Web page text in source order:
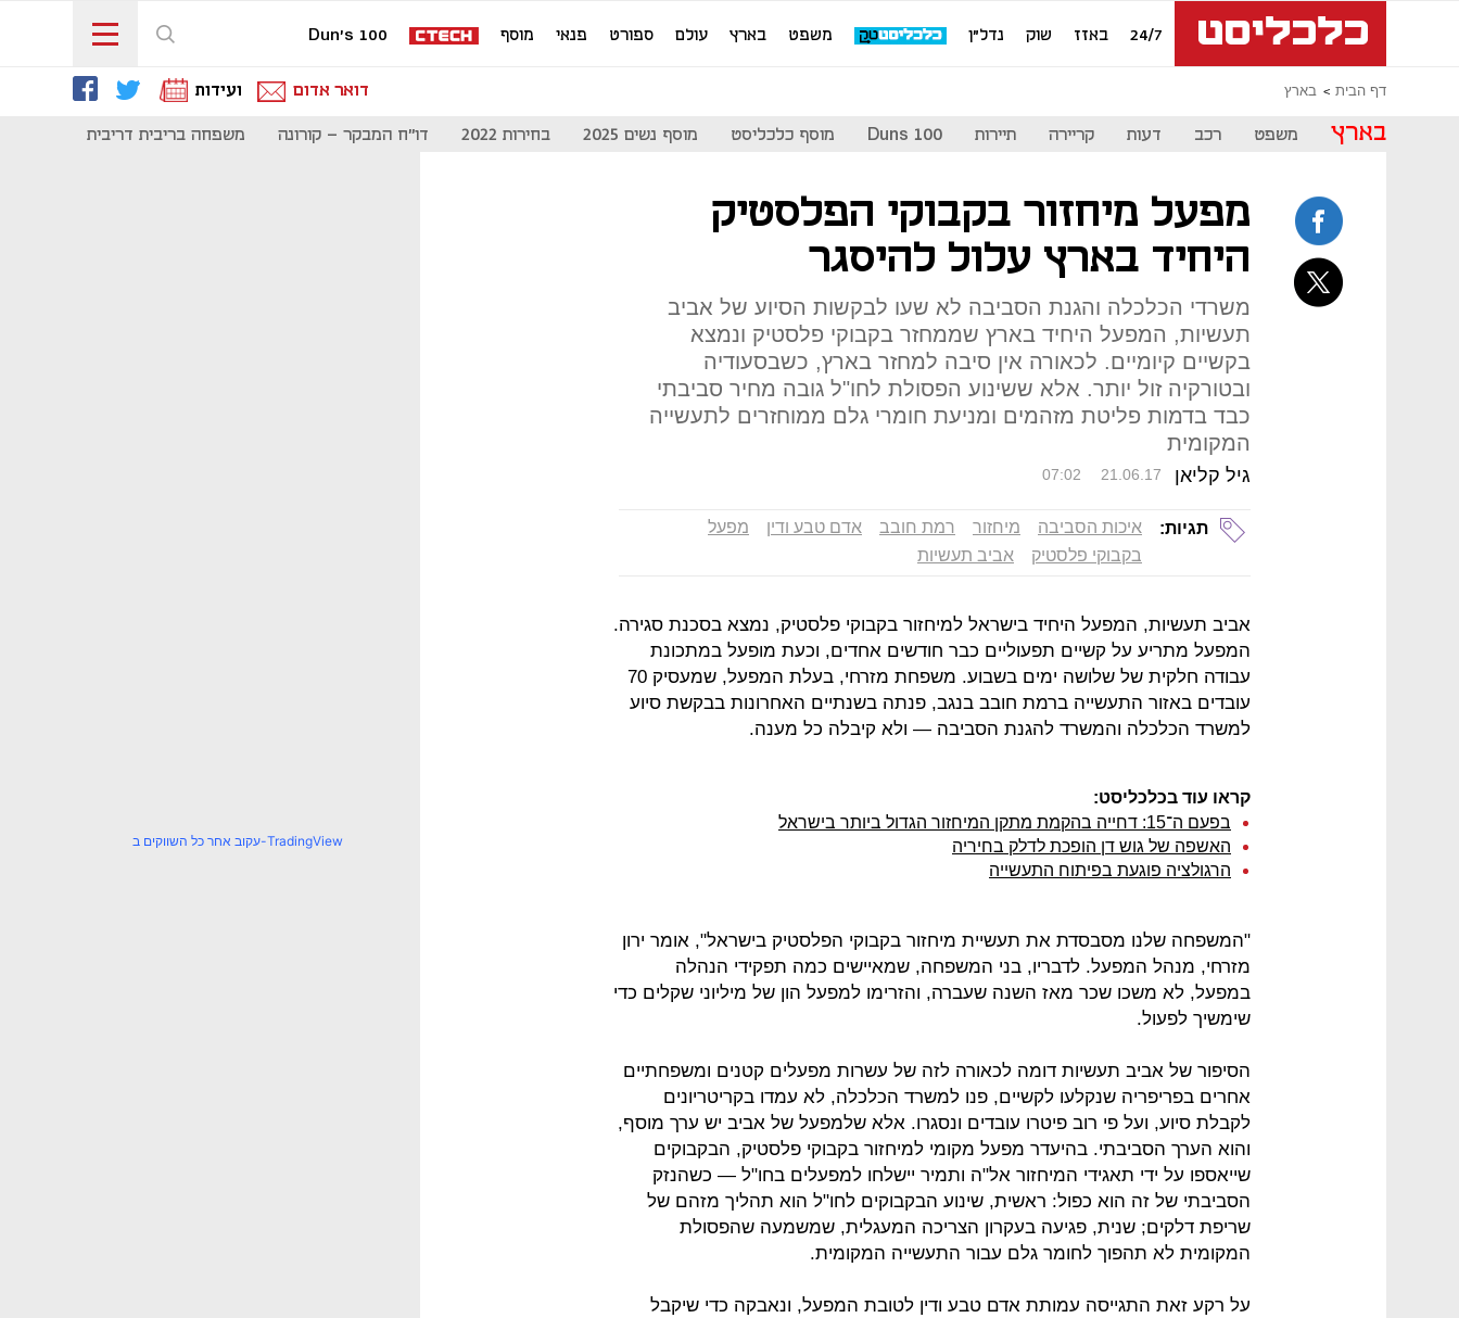
24/7 באזז שוק נדל"ן משפט בארץ עולם ספורט פנאי מוסף Dun's 100
דף הבית בארץ דואר אדום ועידות
בארץ משפט רכב דעות קריירה תיירות Duns 100 מוסף כלכליסט מוסף נשים 2025 בחירות 2022 דו"ח המבקר - קורונה משפחה בריבית דריבית
מפעל מיחזור בקבוקי הפלסטיק
היחיד בארץ עלול להיסגר
משרדי הכלכלה והגנת הסביבה לא שעו לבקשות הסיוע של אביב
תעשיות, המפעל היחיד בארץ שממחזר בקבוקי פלסטיק ונמצא
בקשיים קיומיים. לכאורה אין סיבה למחזר בארץ, כשבסעודיה
ובטורקיה זול יותר. אלא ששינוע הפסולת לחו"ל גובה מחיר סביבתי
כבד בדמות פליטת מזהמים ומניעת חומרי גלם ממוחזרים לתעשייה
המקומית
גיל קליאן 07:02 21.06.17
תגיות: איכות הסביבה מיחזור רמת חובב אדם טבע ודין
מפעל
בקבוקי פלסטיק
אביב תעשיות
אביב תעשיות, המפעל היחיד בישראל למיחזור בקבוקי פלסטיק, נמצא בסכנת סגירה.
המפעל מתריע על קשיים תפעוליים כבר חודשים אחדים, וכעת מופעל במתכונת
עבודה חלקית של שלושה ימים בשבוע. משפחת מזרחי, בעלת המפעל, שמעסיק 70
עובדים באזור התעשייה ברמת חובב בנגב, פנתה בשנתיים האחרונות בבקשת סיוע
למשרד הכלכלה והמשרד להגנת הסביבה — ולא קיבלה כל מענה.
קראו עוד בכלכליסט:
בפעם ה־15: דחייה בהקמת מתקן המיחזור הגדול ביותר בישראל
האשפה של גוש דן הופכת לדלק בחיריה
הרגולציה פוגעת בפיתוח התעשייה
"המשפחה שלנו מסבסדת את תעשיית מיחזור בקבוקי הפלסטיק בישראל", אומר ירון
מזרחי, מנהל המפעל. לדבריו, בני המשפחה, שמאיישים כמה תפקידי הנהלה
במפעל, לא משכו שכר מאז השנה שעברה, והזרימו למפעל הון של מיליוני שקלים כדי
שימשיך לפעול.
הסיפור של אביב תעשיות דומה לכאורה לזה של עשרות מפעלים קטנים ומשפחתיים
אחרים בפריפריה שנקלעו לקשיים, פנו למשרד הכלכלה, לא עמדו בקריטריונים
לקבלת סיוע, ועל פי רוב פיטרו עובדים ונסגרו. אלא שלמפעל של אביב יש ערך מוסף,
והוא הערך הסביבתי. בהיעדר מפעל מקומי למיחזור בקבוקי פלסטיק, הבקבוקים
שייאספו על ידי תאגידי המיחזור אל"ה ותמיר יישלחו למפעלים בחו"ל — כשהנזק
הסביבתי של זה הוא כפול: ראשית, שינוע הבקבוקים לחו"ל הוא תהליך מזהם של
שריפת דלקים; שנית, פגיעה בעקרון הצריכה המעגלית, שמשמעה שהפסולת
המקומית לא תהפוך לחומר גלם עבור התעשייה המקומית.
על רקע זאת התגייסה עמותת אדם טבע ודין לטובת המפעל, ונאבקה כדי שיקבל
עקוב אחר כל השווקים ב-TradingView